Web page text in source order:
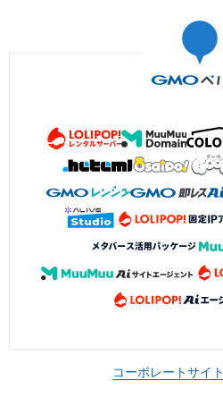
コーポレートサイト